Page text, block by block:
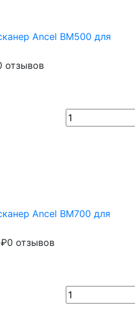
Ancel BM500 для
отзывов
Ancel BM700 для
₽0 отзывов